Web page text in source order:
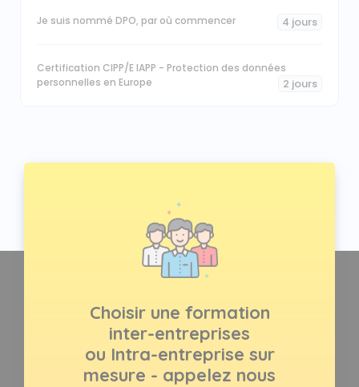
Je suis nommé DPO, par où commencer 4 jours
Certification CIPP/E IAPP - Protection des données
personnelles en Europe
2 jours
Choisir une formation
inter-entreprises
ou Intra-entreprise sur
mesure - appelez nous